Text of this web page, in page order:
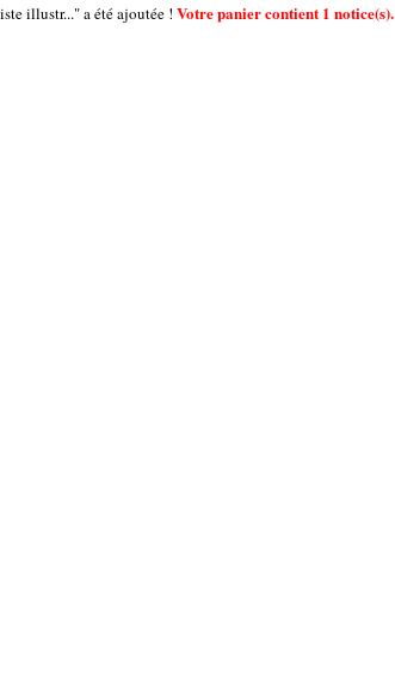
illustr..." a été ajoutée ! Votre panier contient 1 notice(s).